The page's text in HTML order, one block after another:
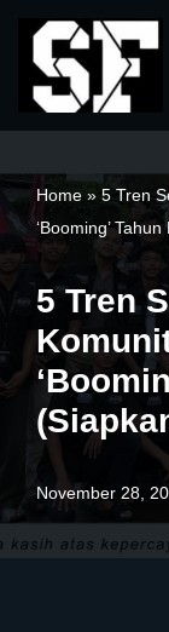
Skip
to
content
Home » 5 Tren
‘Booming’
5 Tren
November 28,